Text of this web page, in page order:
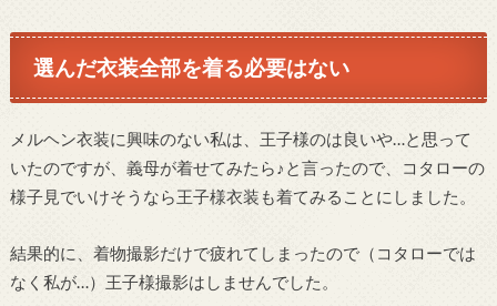
選んだ衣装全部を着る必要はない
メルヘン衣装に興味のない私は、王子様のは良いや…と思って
いたのですが、義母が着せてみたら♪と言ったので、コタローの
様子見でいけそうなら王子様衣装も着てみることにしました。
結果的に、着物撮影だけで疲れてしまったので（コタローでは
なく私が…）王子様撮影はしませんでした。